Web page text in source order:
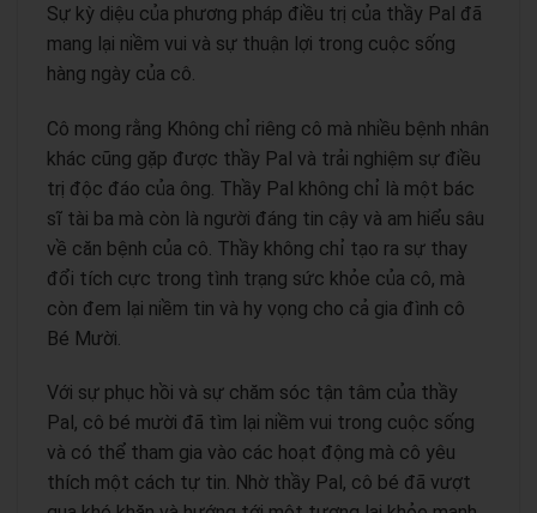
Sự kỳ diệu của phương pháp điều trị của thầy Pal đã
mang lại niềm vui và sự thuận lợi trong cuộc sống
hàng ngày của cô.
Cô mong rằng Không chỉ riêng cô mà nhiều bệnh nhân
khác cũng gặp được thầy Pal và trải nghiệm sự điều
trị độc đáo của ông. Thầy Pal không chỉ là một bác
sĩ tài ba mà còn là người đáng tin cậy và am hiểu sâu
về căn bệnh của cô. Thầy không chỉ tạo ra sự thay
đổi tích cực trong tình trạng sức khỏe của cô, mà
còn đem lại niềm tin và hy vọng cho cả gia đình cô
Bé Mười.
Với sự phục hồi và sự chăm sóc tận tâm của thầy
Pal, cô bé mười đã tìm lại niềm vui trong cuộc sống
và có thể tham gia vào các hoạt động mà cô yêu
thích một cách tự tin. Nhờ thầy Pal, cô bé đã vượt